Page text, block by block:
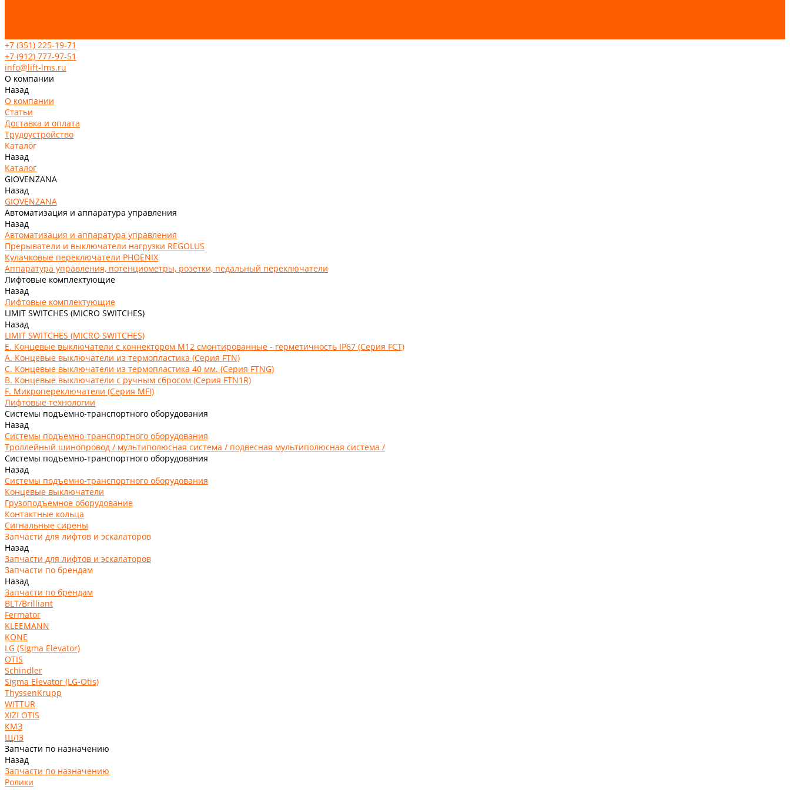
+7 (351) 225-19-71
+7 (912) 777-97-51
info@lift-lms.ru
О компании
Назад
О компании
Статьи
Доставка и оплата
Трудоустройство
Каталог
Назад
Каталог
GIOVENZANA
Назад
GIOVENZANA
Автоматизация и аппаратура управления
Назад
Автоматизация и аппаратура управления
Прерыватели и выключатели нагрузки REGOLUS
Кулачковые переключатели PHOENIX
Аппаратура управления, потенциометры, розетки, педальный переключатели
Лифтовые комплектующие
Назад
Лифтовые комплектующие
LIMIT SWITCHES (MICRO SWITCHES)
Назад
LIMIT SWITCHES (MICRO SWITCHES)
E. Концевые выключатели с коннектором M12 смонтированные - герметичность IP67 (Серия FCT)
А. Концевые выключатели из термопластика (Серия FTN)
C. Концевые выключатели из термопластика 40 мм. (Серия FTNG)
В. Концевые выключатели с ручным сбросом (Серия FTN1R)
F. Микропереключатели (Серия MFI)
Лифтовые технологии
Системы подъемно-транспортного оборудования
Назад
Системы подъемно-транспортного оборудования
Троллейный шинопровод / мультиполюсная система / подвесная мультиполюсная система /
Системы подъемно-транспортного оборудования
Назад
Системы подъемно-транспортного оборудования
Концевые выключатели
Грузоподъемное оборудование
Контактные кольца
Сигнальные сирены
Запчасти для лифтов и эскалаторов
Назад
Запчасти для лифтов и эскалаторов
Запчасти по брендам
Назад
Запчасти по брендам
BLT/Brilliant
Fermator
KLEEMANN
KONE
LG (Sigma Elevator)
OTIS
Schindler
Sigma Elevator (LG-Otis)
ThyssenKrupp
WITTUR
XIZI OTIS
КМЗ
ЩЛЗ
Запчасти по назначению
Назад
Запчасти по назначению
Ролики